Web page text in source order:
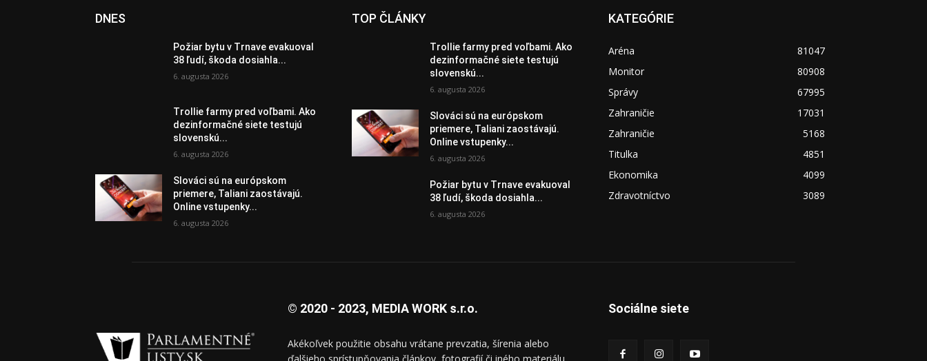
DNES
Požiar bytu v Trnave evakuoval
38 ľudí, škoda dosiahla...
6. augusta 2026
Trollie farmy pred voľbami. Ako
dezinformačné siete testujú
slovenskú...
6. augusta 2026
Slováci sú na európskom
priemere, Taliani zaostávajú.
Online vstupenky...
6. augusta 2026
TOP ČLÁNKY
Trollie farmy pred voľbami. Ako
dezinformačné siete testujú
slovenskú...
6. augusta 2026
Slováci sú na európskom
priemere, Taliani zaostávajú.
Online vstupenky...
6. augusta 2026
Požiar bytu v Trnave evakuoval
38 ľudí, škoda dosiahla...
6. augusta 2026
KATEGÓRIE
Aréna
81047
Monitor
80908
Správy
67995
Zahraničie
17031
Zahraničie
5168
Titulka
4851
Ekonomika
4099
Zdravotníctvo
3089
© 2020 - 2023, MEDIA WORK s.r.o.
Akékoľvek použitie obsahu vrátane prevzatia, šírenia alebo
Sociálne siete